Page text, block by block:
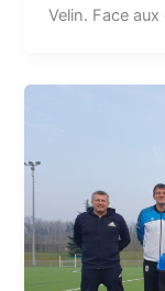
Velin. Face aux